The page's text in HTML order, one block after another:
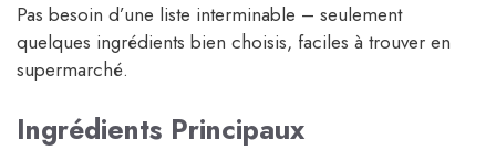
Pas besoin d’une liste interminable – seulement
quelques ingrédients bien choisis, faciles à trouver en
supermarché.
Ingrédients Principaux